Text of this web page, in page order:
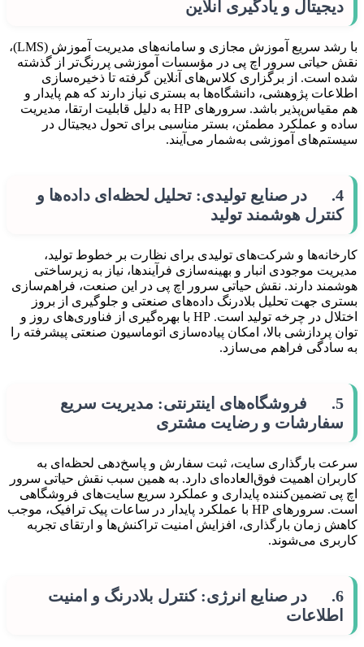
دیجیتال و یادگیری آنلاین
با رشد سریع آموزش مجازی و سامانه‌های مدیریت آموزش (LMS)،
نقش حیاتی سرور اچ پی در مؤسسات آموزشی پررنگ‌تر از گذشته
شده است. از برگزاری کلاس‌های آنلاین گرفته تا ذخیره‌سازی
اطلاعات پژوهشی، دانشگاه‌ها به بستری نیاز دارند که هم پایدار و
هم مقیاس‌پذیر باشد. سرورهای HP به دلیل قابلیت ارتقا، مدیریت
ساده و عملکرد مطمئن، بستر مناسبی برای تحول دیجیتال در
سیستم‌های آموزشی به‌شمار می‌آیند.
4. در صنایع تولیدی: تحلیل لحظه‌ای داده‌ها و
کنترل هوشمند تولید
کارخانه‌ها و شرکت‌های تولیدی برای نظارت بر خطوط تولید،
مدیریت موجودی انبار و بهینه‌سازی فرآیندها، نیاز به زیرساختی
هوشمند دارند. نقش حیاتی سرور اچ پی در این صنعت، فراهم‌سازی
بستری جهت تحلیل بلادرنگ داده‌های صنعتی و جلوگیری از بروز
اختلال در چرخه تولید است. HP با بهره‌گیری از فناوری‌های روز و
توان پردازشی بالا، امکان پیاده‌سازی اتوماسیون صنعتی پیشرفته را
به سادگی فراهم می‌سازد.
5. فروشگاه‌های اینترنتی: مدیریت سریع
سفارشات و رضایت مشتری
سرعت بارگذاری سایت، ثبت سفارش و پاسخ‌دهی لحظه‌ای به
کاربران اهمیت فوق‌العاده‌ای دارد. به همین سبب نقش حیاتی سرور
اچ پی تضمین‌کننده پایداری و عملکرد سریع سایت‌های فروشگاهی
است. سرورهای HP با عملکرد پایدار در ساعات پیک ترافیک، موجب
کاهش زمان بارگذاری، افزایش امنیت تراکنش‌ها و ارتقای تجربه
کاربری می‌شوند.
6. در صنایع انرژی: کنترل بلادرنگ و امنیت
اطلاعات